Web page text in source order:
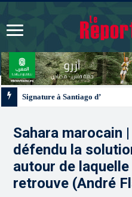
Sahara marocain
défendu la
autour de
retrouve (André